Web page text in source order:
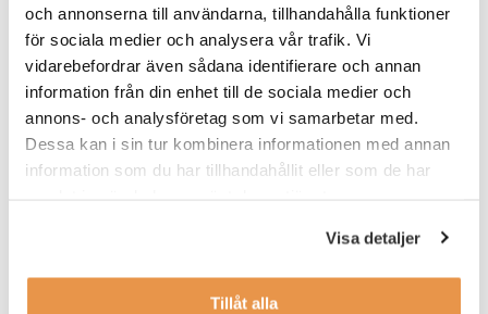
och annonserna till användarna, tillhandahålla funktioner
för sociala medier och analysera vår trafik. Vi
vidarebefordrar även sådana identifierare och annan
information från din enhet till de sociala medier och
annons- och analysföretag som vi samarbetar med.
Dessa kan i sin tur kombinera informationen med annan
information som du har tillhandahållit eller som de har
Visa detaljer
Tillåt alla
Tillsammans med konsulchefen kommer du var sjätte månad att
sätta upp olika mål som är kopplade till en lönetrappa, vilket gör
att om målen nås kommer även lönen att succesivt öka under
Våra förväntningar
För att uppfylla kraven för denna position i Plantvisions PYP
ha arbetat minst 1år inom processindustrin (t.ex.
läkemedel, pappersbruk eller petroleumindustrin).